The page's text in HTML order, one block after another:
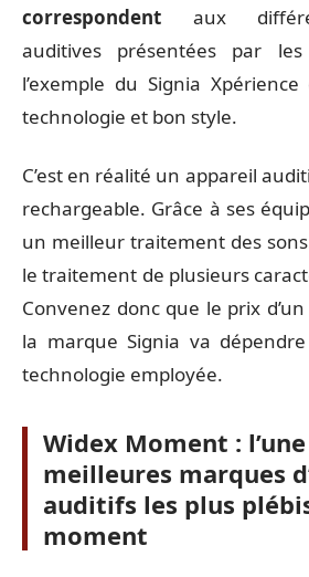
correspondent aux
auditives présentées par
l’exemple du Signia
technologie et bon style.
C’est en réalité un appareil
rechargeable. Grâce à ses
un meilleur traitement des
le traitement de plusieurs
Convenez donc que le prix
la marque Signia va
technologie employée.
Widex Moment :
meilleures marques
auditifs les plus
moment